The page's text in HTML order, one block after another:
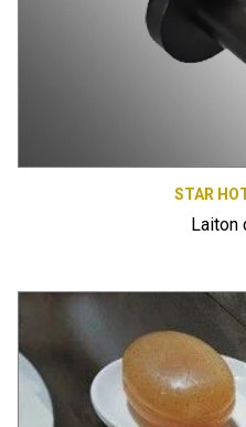
STAR
Laiton